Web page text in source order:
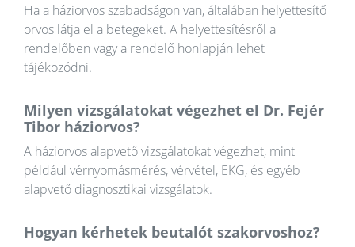
Ha a háziorvos szabadságon van, általában helyettesítő
orvos látja el a betegeket. A helyettesítésről a
rendelőben vagy a rendelő honlapján lehet
tájékozódni.
Milyen vizsgálatokat végezhet el Dr. Fejér
Tibor háziorvos?
A háziorvos alapvető vizsgálatokat végezhet, mint
például vérnyomásmérés, vérvétel, EKG, és egyéb
alapvető diagnosztikai vizsgálatok.
Hogyan kérhetek beutalót szakorvoshoz?